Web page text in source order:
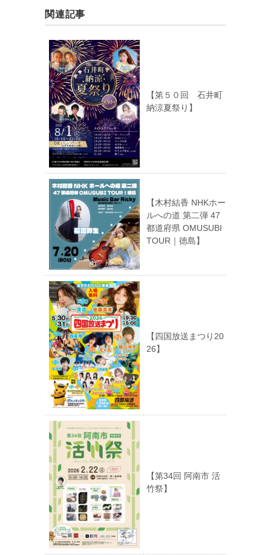
関連記事
【第５０回 石井町
納涼夏祭り】
【木村結香 NHKホー
ルへの道 第二弾 47
都道府県 OMUSUBI
TOUR｜徳島】
【四国放送まつり20
26】
【第34回 阿南市 活
竹祭】